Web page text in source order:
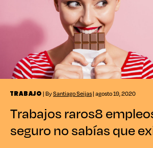
TRABAJO | BySantiago Seijas| agosto 19, 2020
Trabajos raros8
seguro no sabías que